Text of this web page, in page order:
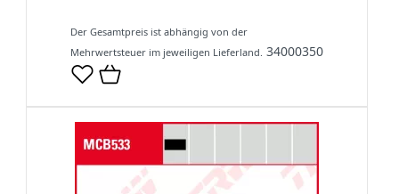
Der Gesamtpreis ist abhängig von der
Mehrwertsteuer im jeweiligen Lieferland. 34000350